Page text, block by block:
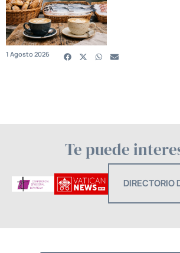
1 Agosto 2026
Te puede
DIRECTORIO